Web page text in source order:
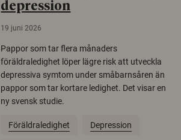
depression
19 juni 2026
Pappor som tar flera månaders
föräldraledighet löper lägre risk att utveckla
depressiva symtom under småbarnsåren än
pappor som tar kortare ledighet. Det visar en
ny svensk studie.
Föräldraledighet Depression